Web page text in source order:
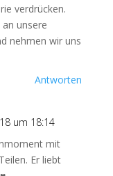
verdrücken.
unsere
nehmen wir uns
Antworten
um 18:14
mit
Er liebt